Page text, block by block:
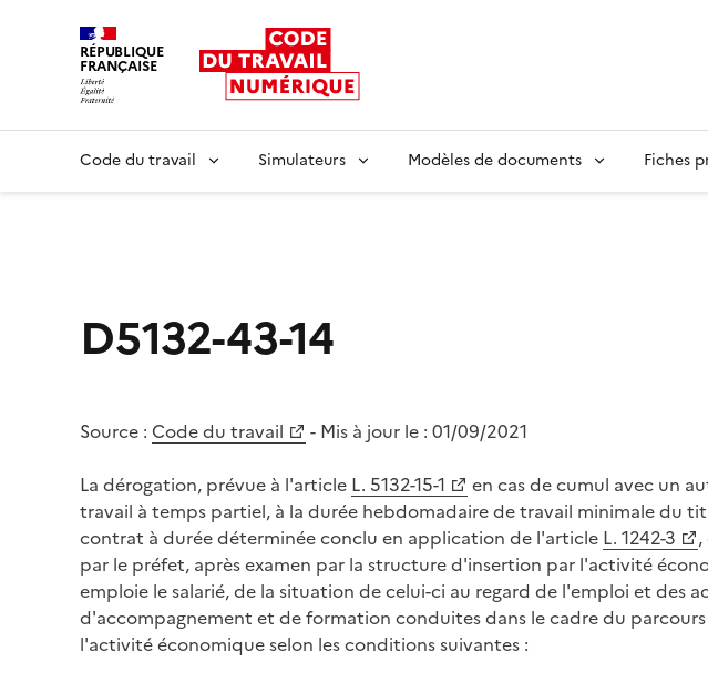
RÉPUBLIQUE
FRANÇAISE
Code du travail Simulateurs Modèles de documents Fiches
D5132-43-14
Source : Code du travail - Mis à jour le : 01/09/2021
La dérogation, prévue à l'article L. 5132-15-1
en cas de cumul avec un
travail à temps partiel, à la durée hebdomadaire de travail minimale du
contrat à durée déterminée conclu en application de l'article L. 1242-3
par le préfet, après examen par la structure d'insertion par l'activité
emploie le salarié, de la situation de celui-ci au regard de l'emploi et des
d'accompagnement et de formation conduites dans le cadre du
l'activité économique selon les conditions suivantes :